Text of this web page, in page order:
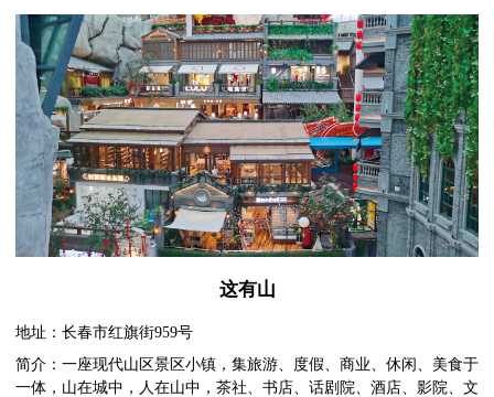
这有山
地址：长春市红旗街959号
简介：一座现代山区景区小镇，集旅游、度假、商业、休闲、美食于
一体，山在城中，人在山中，茶社、书店、话剧院、酒店、影院、文